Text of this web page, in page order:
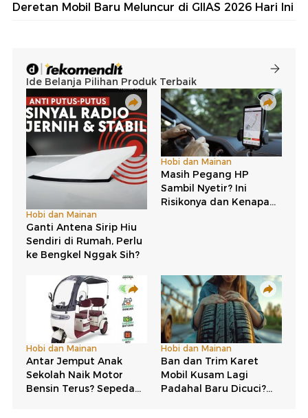
Deretan Mobil Baru Meluncur di GIIAS 2026 Hari Ini